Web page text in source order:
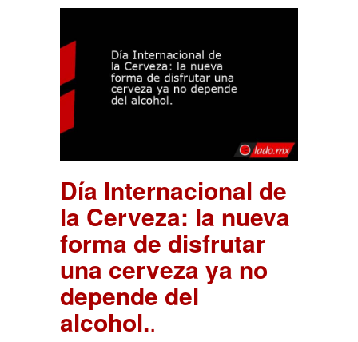
Día Internacional de
la Cerveza: la nueva
forma de disfrutar
una cerveza ya no
depende del
alcohol..